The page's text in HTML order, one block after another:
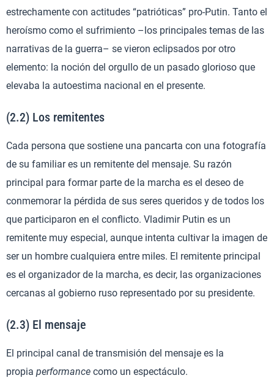
estrechamente con actitudes “patrióticas” pro-Putin. Tanto el
heroísmo como el sufrimiento –los principales temas de las
narrativas de la guerra– se vieron eclipsados por otro
elemento: la noción del orgullo de un pasado glorioso que
elevaba la autoestima nacional en el presente.
(2.2) Los remitentes
Cada persona que sostiene una pancarta con una fotografía
de su familiar es un remitente del mensaje. Su razón
principal para formar parte de la marcha es el deseo de
conmemorar la pérdida de sus seres queridos y de todos los
que participaron en el conflicto. Vladimir Putin es un
remitente muy especial, aunque intenta cultivar la imagen de
ser un hombre cualquiera entre miles. El remitente principal
es el organizador de la marcha, es decir, las organizaciones
cercanas al gobierno ruso representado por su presidente.
(2.3) El mensaje
El principal canal de transmisión del mensaje es la
propia performance como un espectáculo.